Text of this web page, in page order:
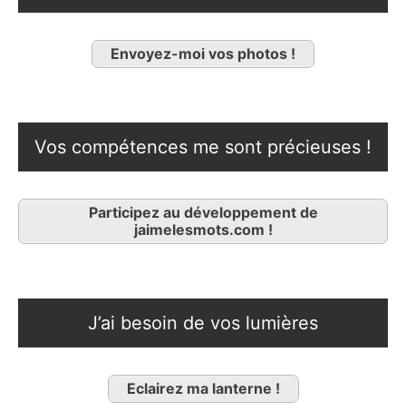
Envoyez-moi vos photos !
Vos compétences me sont précieuses !
Participez au développement de
jaimelesmots.com !
J’ai besoin de vos lumières
Eclairez ma lanterne !